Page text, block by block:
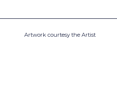
Artwork courtesy the Artist